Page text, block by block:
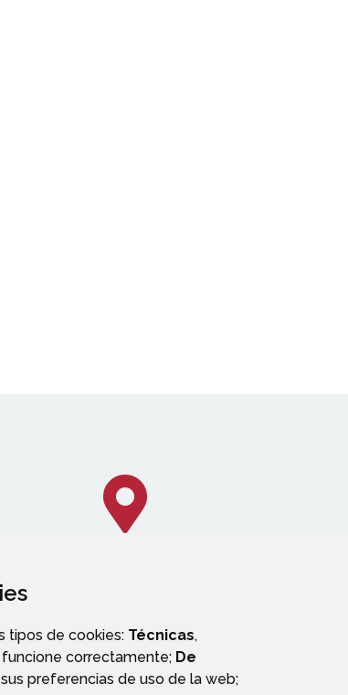
tipos de cookies: Técnicas,
correctamente; De
preferencias de uso de la web;